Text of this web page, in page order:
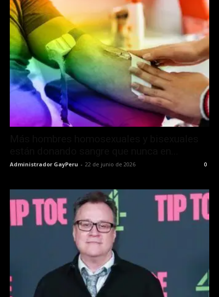
Administrador GayPeru - 22 de junio de 2026 0